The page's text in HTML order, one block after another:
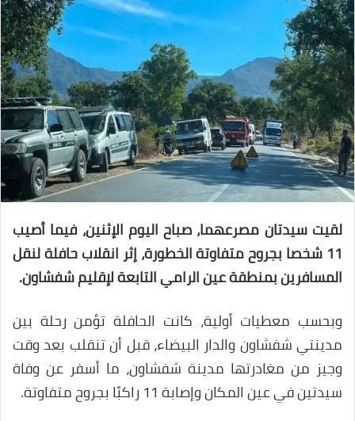
لقيت سيدتان مصرعهما، صباح اليوم الإثنين، فيما أصيب
11 شخصا بجروح متفاوتة الخطورة، إثر انقلاب حافلة لنقل
المسافرين بمنطقة عين الرامي التابعة لإقليم شفشاون.
وبحسب معطيات أولية، كانت الحافلة تؤمن رحلة بين
مدينتي شفشاون والدار البيضاء، قبل أن تنقلب بعد وقت
وجيز من مغادرتها مدينة شفشاون، ما أسفر عن وفاة
سيدتين في عين المكان وإصابة 11 راكبًا بجروح متفاوتة.